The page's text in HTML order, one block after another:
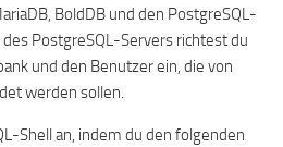
BoldDB und den PostgreSQL-
PostgreSQL-Servers richtest du
und den Benutzer ein, die von
werden sollen.
Shell an, indem du den folgenden